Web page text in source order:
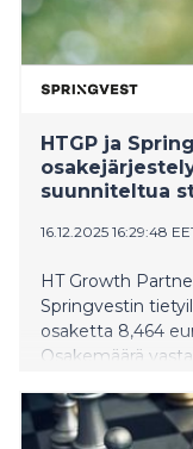
HTGP ja
suunniteltua
16.12.2025 16:29:48
HT Growth
Springvestin
osaketta 8,464
Osakemäärä